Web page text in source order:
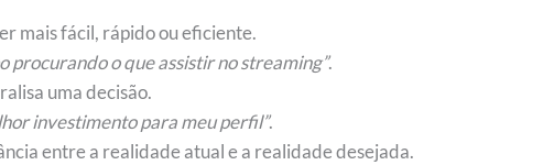
mais fácil, rápido ou eficiente.
procurando o que assistir no streaming”.
uma decisão.
investimento para meu perfil”.
entre a realidade atual e a realidade desejada.